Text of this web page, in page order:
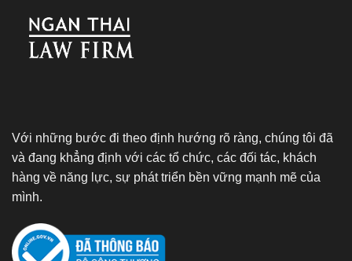
Với những bước đi theo định hướng rõ ràng, chúng tôi đã
và đang khẳng định với các tổ chức, các đối tác, khách
hàng về năng lực, sự phát triển bền vững mạnh mẽ của
mình.